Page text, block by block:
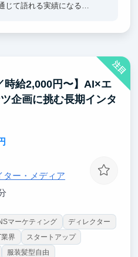
じて語れる実績になる
バックオフィスなど多業種
力と業界を横断する視野が
注目
時給2,000円〜】AI×エ
企画に挑む長期インタ
ター・メディア
マーケティング
ディレクター
業界
スタートアップ
服装髪型自由